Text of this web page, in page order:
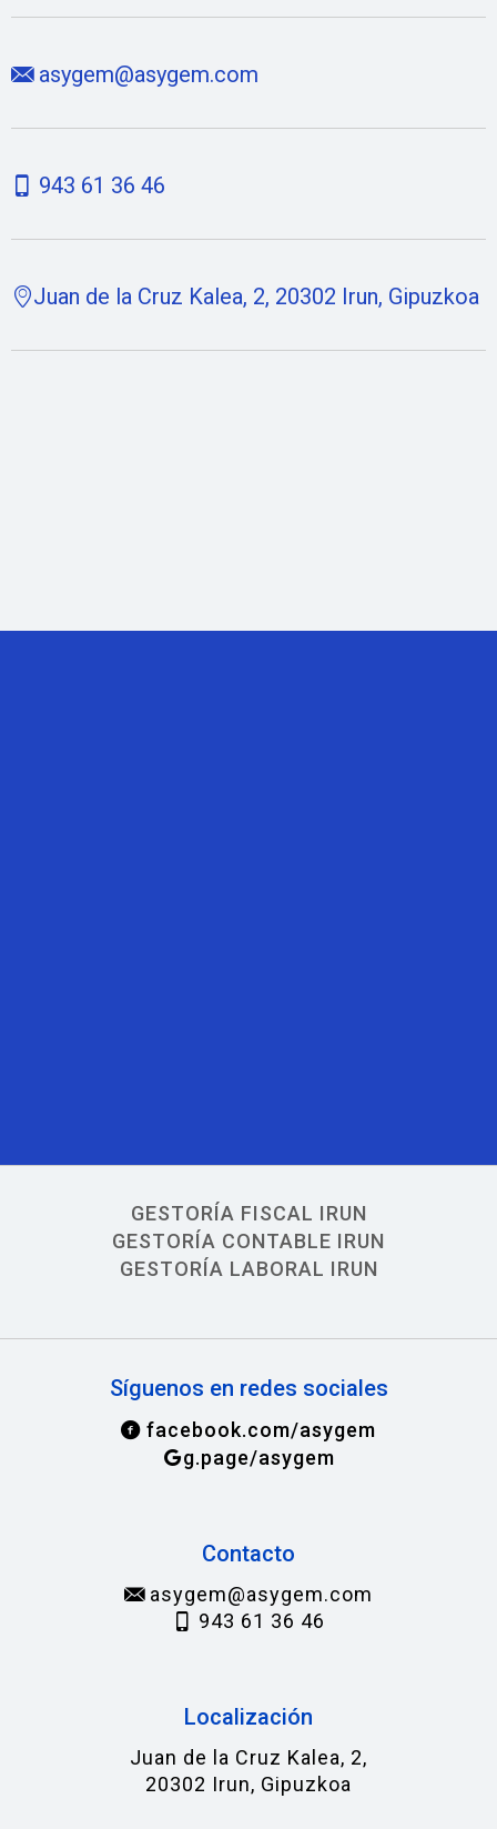
asygem@asygem.com
943 61 36 46
Juan de la Cruz Kalea, 2, 20302 Irun, Gipuzkoa
GESTORÍA FISCAL IRUN
GESTORÍA CONTABLE IRUN
GESTORÍA LABORAL IRUN
Síguenos en redes sociales
facebook.com/asygem
g.page/asygem
Contacto
asygem@asygem.com
943 61 36 46
Localización
Juan de la Cruz Kalea, 2,
20302 Irun, Gipuzkoa